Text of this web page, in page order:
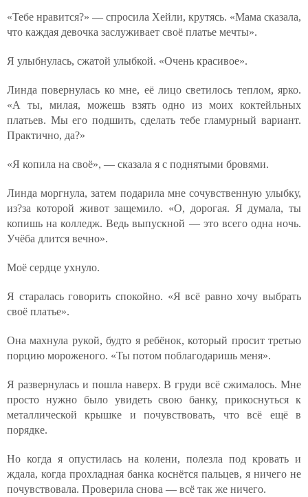
«Тебе нравится?» — спросила Хейли, крутясь. «Мама сказала,
что каждая девочка заслуживает своё платье мечты».
Я улыбнулась, сжатой улыбкой. «Очень красивое».
Линда повернулась ко мне, её лицо светилось теплом, ярко.
«А ты, милая, можешь взять одно из моих коктейльных
платьев. Мы его подшить, сделать тебе гламурный вариант.
Практично, да?»
«Я копила на своё», — сказала я с поднятыми бровями.
Линда моргнула, затем подарила мне сочувственную улыбку,
из?за которой живот защемило. «О, дорогая. Я думала, ты
копишь на колледж. Ведь выпускной — это всего одна ночь.
Учёба длится вечно».
Моё сердце ухнуло.
Я старалась говорить спокойно. «Я всё равно хочу выбрать
своё платье».
Она махнула рукой, будто я ребёнок, который просит третью
порцию мороженого. «Ты потом поблагодаришь меня».
Я развернулась и пошла наверх. В груди всё сжималось. Мне
просто нужно было увидеть свою банку, прикоснуться к
металлической крышке и почувствовать, что всё ещё в
порядке.
Но когда я опустилась на колени, полезла под кровать и
ждала, когда прохладная банка коснётся пальцев, я ничего не
почувствовала. Проверила снова — всё так же ничего.